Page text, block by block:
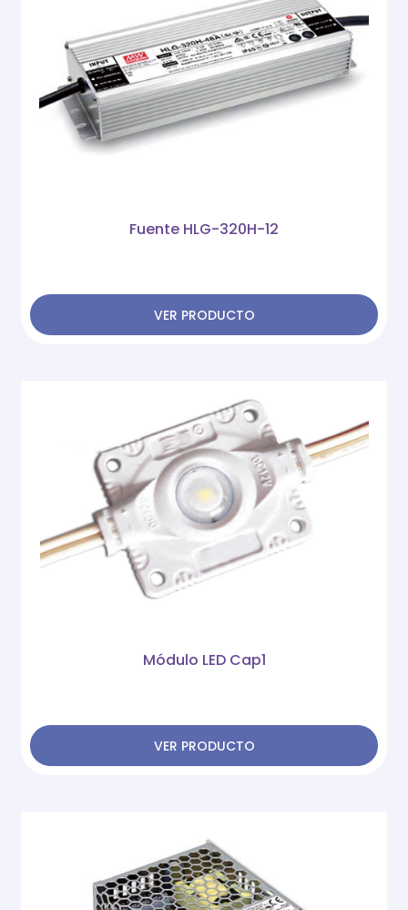
Fuente HLG-320H-12
VER PRODUCTO
Módulo LED Cap1
VER PRODUCTO